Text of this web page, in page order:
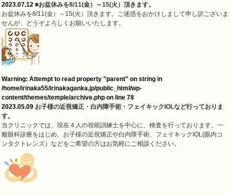
2023.07.12 ■お盆休みを8/11(金）～15(火）頂きます。
お盆休みを8/11(金）～15(火）頂きます。ご迷惑をおかけしまして申し訳ございま
せんが、どうぞよろしくお願いいたします。
Warning: Attempt to read property "parent" on string in
/home/irinaka55/irinakaganka.jp/public_html/wp-
content/themes/temple/archive.php on line 78
2023.05.09 お子様の近視矯正・白内障手術・フェイキックIOLなど行っておりま
す。
当クリニックでは、現在４人の視能訓練士を中心に、検査を行っております。一
般眼科診療をはじめ、お子様の近視矯正や白内障手術、フェイキックIOL(眼内コ
ンタクトレンズ）などをご希望の方はお気軽にご相談ください。